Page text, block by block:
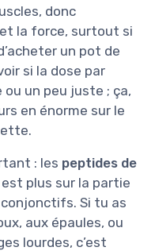
donc
la force, surtout si
un pot de
si la dose par
un peu juste ; ça,
en énorme sur le
: les peptides de
est plus sur la partie
Si tu as
aux épaules, ou
lourdes, c’est